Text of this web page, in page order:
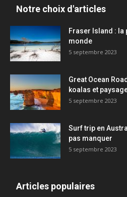
Notre choix d'articles
Fraser Island : la
monde
5 septembre 2023
Great Ocean
koalas et
5 septembre 2023
Surf trip en
pas manquer
5 septembre 2023
Articles populaires